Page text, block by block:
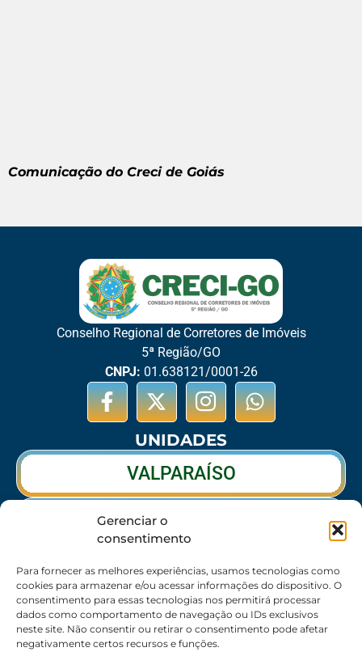
Gerenciar o
consentimento
Para fornecer as melhores experiências, usamos tecnologias como
cookies para armazenar e/ou acessar informações do dispositivo. O
consentimento para essas tecnologias nos permitirá processar
dados como comportamento de navegação ou IDs exclusivos
neste site. Não consentir ou retirar o consentimento pode afetar
negativamente certos recursos e funções.
Comunicação do Creci de Goiás
Conselho Regional de Corretores de Imóveis
5ª Região/GO
CNPJ: 01.638121/0001-26
UNIDADES
VALPARAÍSO
RIO VERDE
CALDAS NOVAS
SEDE
62 3095-6530 / 62 3236-7350 / 62 99643-1994